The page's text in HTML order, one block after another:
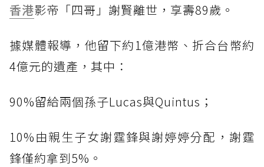
香港影帝「四哥」謝賢離世，享壽89歲。
據媒體報導，他留下約1億港幣、折合台幣約
4億元的遺產，其中：
90%留給兩個孫子Lucas與Quintus；
10%由親生子女謝霆鋒與謝婷婷分配，謝霆
鋒僅約拿到5%。